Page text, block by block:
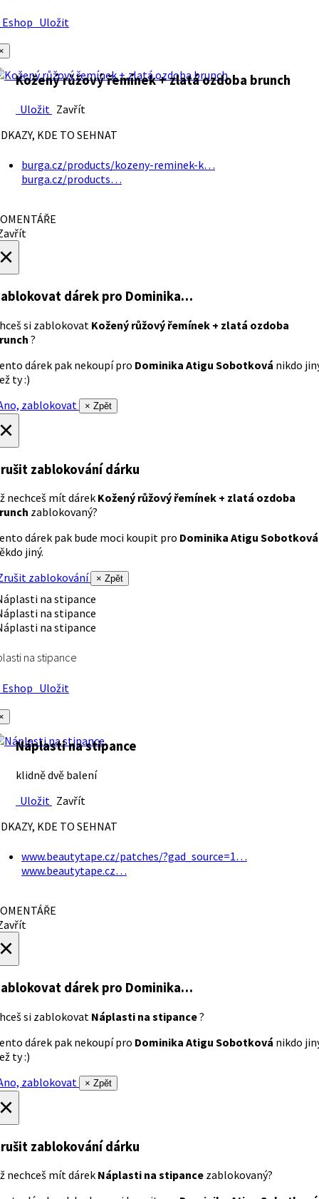
Uložit
Kožený růžový řemínek + zlatá ozdoba brunch
Uložit Zavřít
KDE TO SEHNAT
burga.cz/products/kozeny-reminek-k…
burga.cz/products…
dárek pro Dominika…
si zablokovat Kožený růžový řemínek + zlatá ozdoba
?
dárek pak nekoupí pro Dominika Atigu Sobotková nikdo
ty :)
zablokovat
× Zpět
zablokování dárku
nechceš mít dárek Kožený růžový řemínek + zlatá ozdoba
zablokovaný?
dárek pak bude moci koupit pro Dominika Atigu Sobotková
jiný.
zablokování
× Zpět
na stipance
Uložit
Náplasti na stipance
klidně dvě balení
Uložit Zavřít
KDE TO SEHNAT
www.beautytape.cz/patches/?gad_source=1…
www.beautytape.cz…
dárek pro Dominika…
si zablokovat Náplasti na stipance?
dárek pak nekoupí pro Dominika Atigu Sobotková nikdo
ty :)
zablokovat
× Zpět
zablokování dárku
nechceš mít dárek Náplasti na stipance zablokovaný?